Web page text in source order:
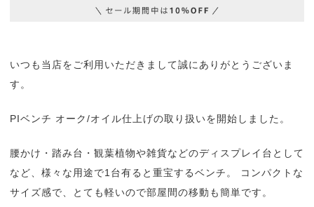
いつも当店をご利用いただきまして誠にありがとうございま
す。
PIベンチ オーク/オイル仕上げの取り扱いを開始しました。
腰かけ・踏み台・観葉植物や雑貨などのディスプレイ台として
など、様々な用途で1台有ると重宝するベンチ。 コンパクトな
サイズ感で、とても軽いので部屋間の移動も簡単です。